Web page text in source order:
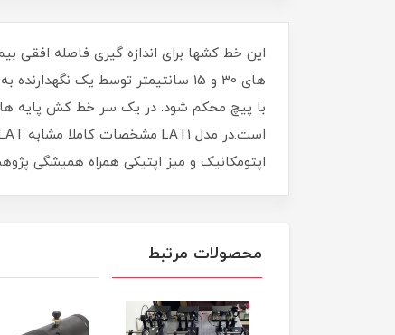
این خط کشها برای اندازه گیری فاصله
های 30 و 15 سانتیمتر توسط یک
با پیچ محکم شود. در یک سر خط کش پایه
اپتومکانیک و میز اپتیکی همراه همیشگی
محصولات مرتبط